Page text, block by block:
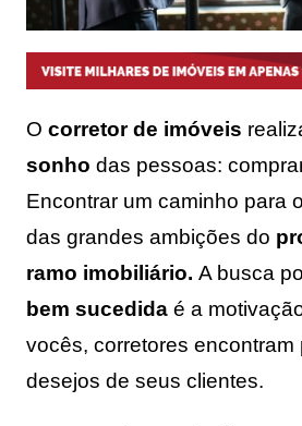
O corretor de imóveis
sonho das pessoas:
Encontrar um caminho para o
das grandes ambições do
ramo imobiliário. A busca
bem sucedidaé a
vocês, corretores encontram
desejos de seus clientes.